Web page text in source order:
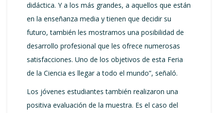
didáctica. Y a los más grandes, a aquellos que están
en la enseñanza media y tienen que decidir su
futuro, también les mostramos una posibilidad de
desarrollo profesional que les ofrece numerosas
satisfacciones. Uno de los objetivos de esta Feria
de la Ciencia es llegar a todo el mundo”, señaló.
Los jóvenes estudiantes también realizaron una
positiva evaluación de la muestra. Es el caso del